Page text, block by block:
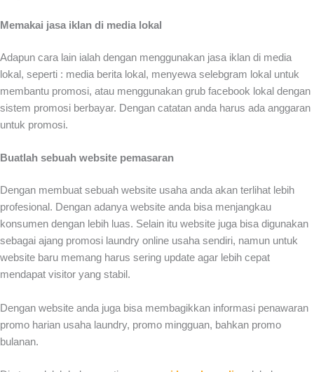
Memakai jasa iklan di media lokal
Adapun cara lain ialah dengan menggunakan jasa iklan di media
lokal, seperti : media berita lokal, menyewa selebgram lokal untuk
membantu promosi, atau menggunakan grub facebook lokal dengan
sistem promosi berbayar. Dengan catatan anda harus ada anggaran
untuk promosi.
Buatlah sebuah website pemasaran
Dengan membuat sebuah website usaha anda akan terlihat lebih
profesional. Dengan adanya website anda bisa menjangkau
konsumen dengan lebih luas. Selain itu website juga bisa digunakan
sebagai ajang promosi laundry online usaha sendiri, namun untuk
website baru memang harus sering update agar lebih cepat
mendapat visitor yang stabil.
Dengan website anda juga bisa membagikkan informasi penawaran
promo harian usaha laundry, promo mingguan, bahkan promo
bulanan.